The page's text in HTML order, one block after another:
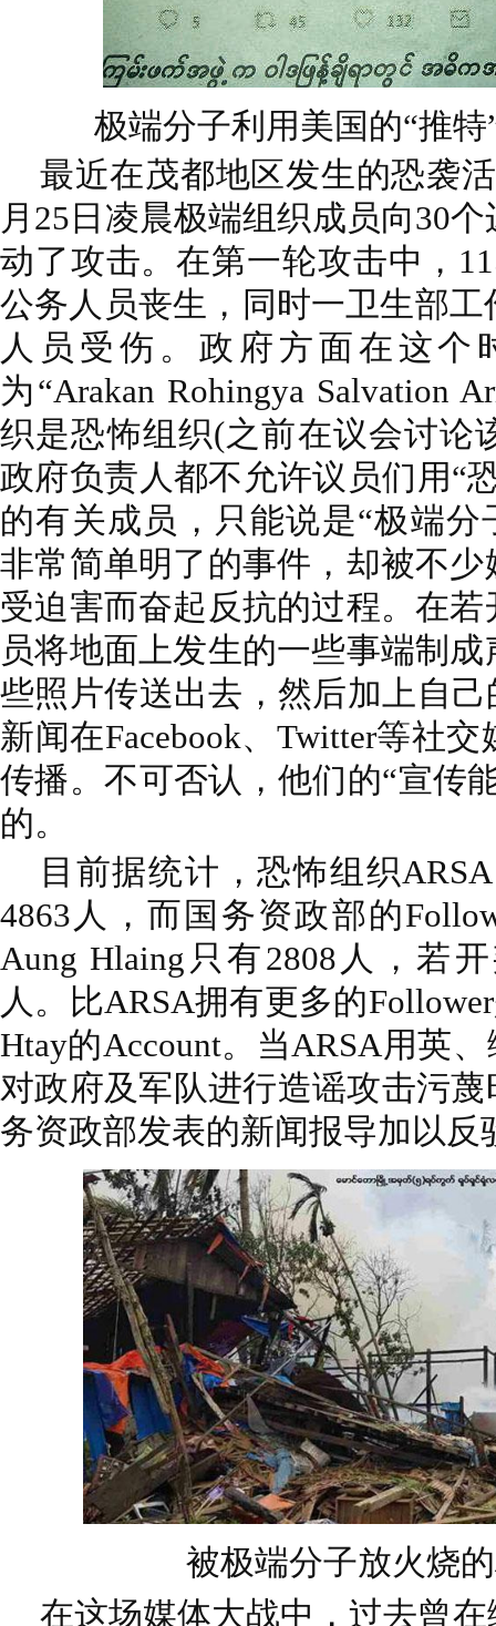
极端分子利用美国的“推特
最近在茂都地区发生的恐袭
月25日凌晨极端组织成员向30
动了攻击。在第一轮攻击中，
公务人员丧生，同时一卫生部
人员受伤。政府方面在这个
为“Arakan Rohingya Salvation
织是恐怖组织(之前在议会讨论
政府负责人都不允许议员们用“
的有关成员，只能说是“极端
非常简单明了的事件，却被不
受迫害而奋起反抗的过程。在
员将地面上发生的一些事端制
些照片传送出去，然后加上自
新闻在Facebook、Twitter等社
传播。不可否认，他们的“宣传
的。
目前据统计，恐怖组织
4863人，而国务资政部的
Aung Hlaing只有2808人，若
人。比ARSA拥有更多的
Htay的Account。当ARSA用英
对政府及军队进行造谣攻击污蔑
务资政部发表的新闻报导加以反
被极端分子放火烧
在这场媒体大战中，过去曾